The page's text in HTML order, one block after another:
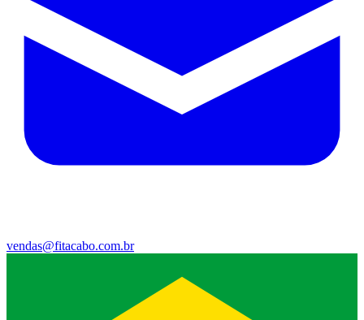
vendas@fitacabo.com.br